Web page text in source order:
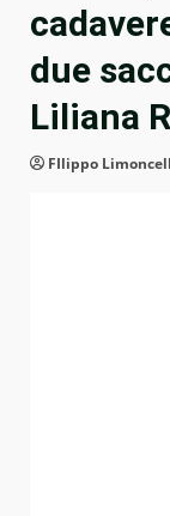
due
Liliana
FIlippo